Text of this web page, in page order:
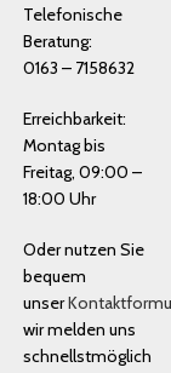
Telefonische
Beratung:
0163 – 7158632
Erreichbarkeit:
Montag bis
Freitag, 09:00 –
18:00 Uhr
Oder nutzen Sie
bequem
unser
wir melden uns
schnellstmöglich